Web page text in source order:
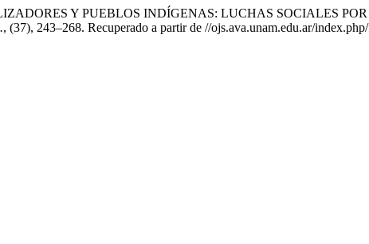
Y PUEBLOS INDÍGENAS: LUCHAS SOCIALES
, (37), 243–268. Recuperado a partir de //ojs.ava.unam.edu.ar/